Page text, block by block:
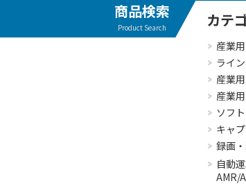
商品検索
Product Search カテ
産業
ライ
産業
産業
ソフ
キャ
録画
自動
AMR/